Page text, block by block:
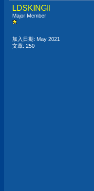
LDSKINGII
Major Member
加入日期: May 2021
文章: 250